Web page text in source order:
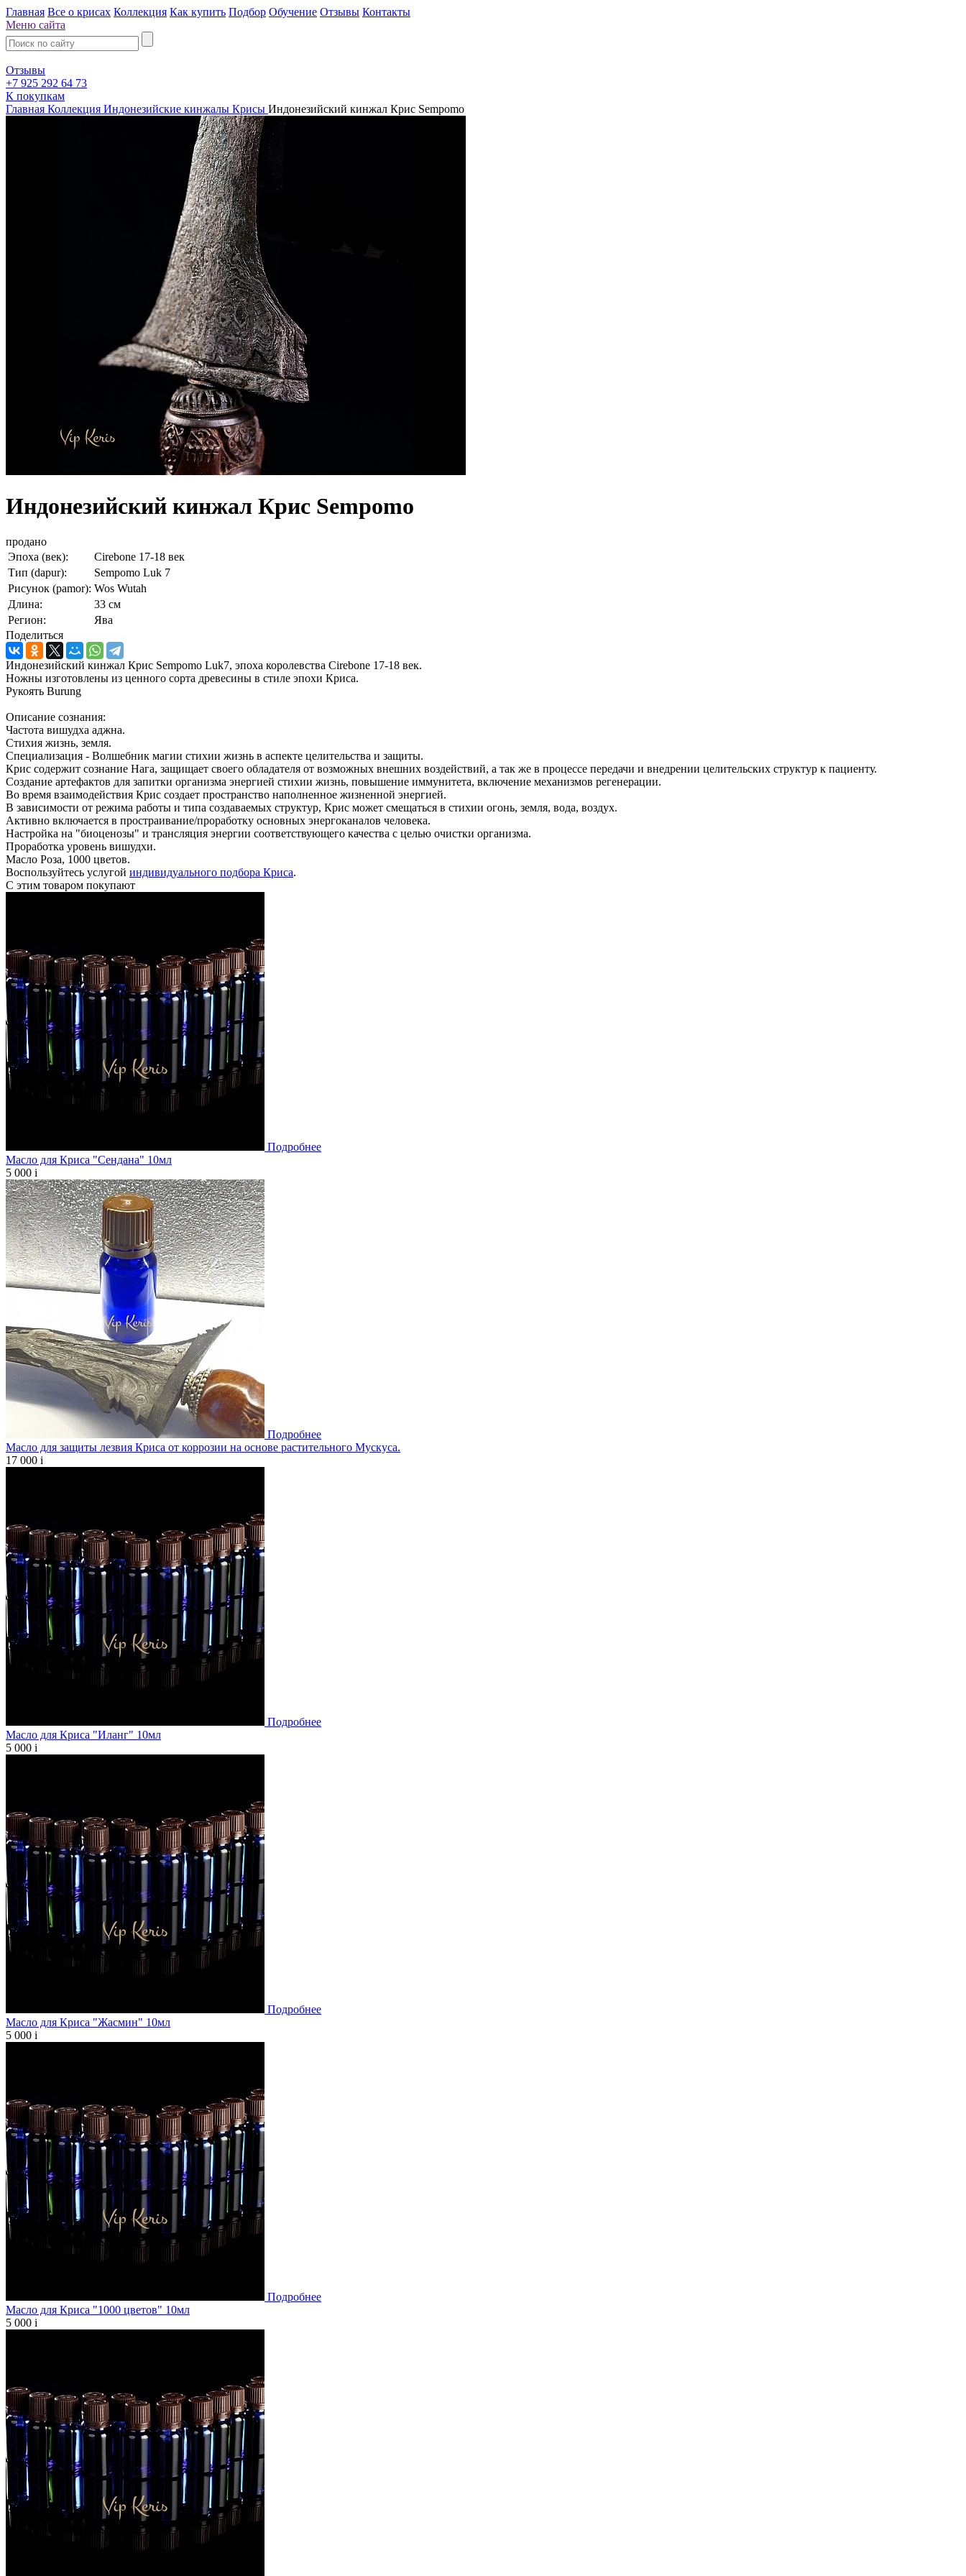
Главная Все о крисах Коллекция Как купить Подбор Обучение Отзывы Контакты
Меню сайта
Отзывы
+7 925 292 64 73
К покупкам
Главная Коллекция Индонезийские кинжалы Крисы Индонезийский кинжал Крис Sempomo
Индонезийский кинжал Крис Sempomo
продано
Эпоха (век):
Cirebone 17-18 век
Тип (dapur):
Sempomo Luk 7
Рисунок (pamor): Wos Wutah
Длина:
33 cм
Регион:
Ява
Поделиться
Индонезийский кинжал Крис Sempomo Luk7, эпоха королевства Cirebone 17-18 век.
Ножны изготовлены из ценного сорта древесины в стиле эпохи Криса.
Рукоять Burung
Описание сознания:
Частота вишудха аджна.
Стихия жизнь, земля.
Специализация - Волшебник магии стихии жизнь в аспекте целительства и защиты.
Крис содержит сознание Нага, защищает своего обладателя от возможных внешних воздействий, а так же в процессе передачи и внедрении целительских структур к пациенту.
Создание артефактов для запитки организма энергией стихии жизнь, повышение иммунитета, включение механизмов регенерации.
Во время взаимодействия Крис создает пространство наполненное жизненной энергией.
В зависимости от режима работы и типа создаваемых структур, Крис может смещаться в стихии огонь, земля, вода, воздух.
Активно включается в простраивание/проработку основных энергоканалов человека.
Настройка на "биоценозы" и трансляция энергии соответствующего качества с целью очистки организма.
Проработка уровень вишудхи.
Масло Роза, 1000 цветов.
Воспользуйтесь услугой индивидуального подбора Криса.
С этим товаром покупают
Подробнее
Масло для Криса "Сендана" 10мл
5 000 i
Подробнее
Масло для защиты лезвия Криса от коррозии на основе растительного Мускуса.
17 000 i
Подробнее
Масло для Криса "Иланг" 10мл
5 000 i
Подробнее
Масло для Криса "Жасмин" 10мл
5 000 i
Подробнее
Масло для Криса "1000 цветов" 10мл
5 000 i